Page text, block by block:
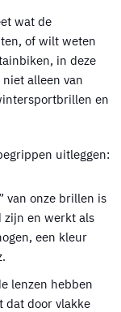
wat de
of wilt weten
in deze
alleen van
en
uitleggen:
van onze brillen is
zijn en werkt als
een kleur
lenzen hebben
dat door vlakke